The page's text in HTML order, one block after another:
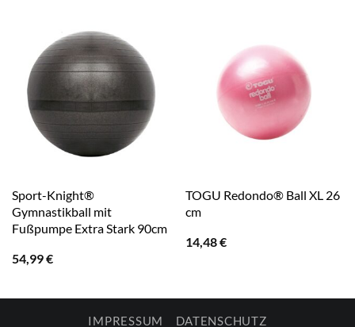
Sport-Knight®
Gymnastikball mit
Fußpumpe Extra Stark 90cm
54,99€
TOGU Redondo® Ball XL 26
cm
14,48€
IMPRESSUM DATENSCHUTZ